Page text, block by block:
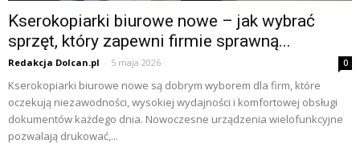
Kserokopiarki biurowe nowe – jak wybrać
sprzęt, który zapewni firmie sprawną...
Redakcja Dolcan.pl - 5 maja 2026 0
Kserokopiarki biurowe nowe są dobrym wyborem dla firm, które
oczekują niezawodności, wysokiej wydajności i komfortowej obsługi
dokumentów każdego dnia. Nowoczesne urządzenia wielofunkcyjne
pozwalają drukować,...